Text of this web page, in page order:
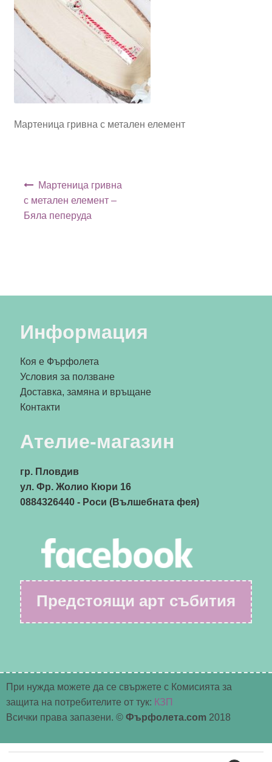
Мартеница гривна с метален елемент
Мартеница гривна
с метален елемент –
Бяла пеперуда
Информация
Коя е Фърфолета
Условия за ползване
Доставка, замяна и връщане
Контакти
Ателие-магазин
гр. Пловдив
ул. Фр. Жолио Кюри 16
0884326440- Роси (Вълшебната фея)
Предстоящи арт събития
При нужда можете да се свържете с Комисията за
защита на потребителите от тук: КЗП
Всички права запазени. © Фърфолета.com 2018